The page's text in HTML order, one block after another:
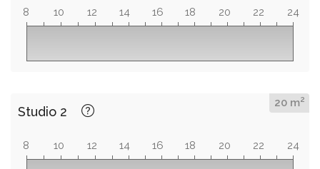
8 10 12 14 16 18 20 22 24
Studio 2
20 m2
8 10 12 14 16 18 20 22 24